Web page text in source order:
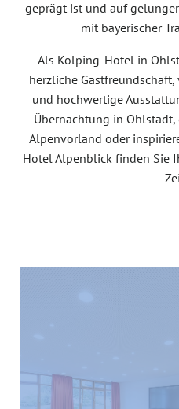
geprägt ist und auf
mit bayerischer
Als Kolping-Hotel in
herzliche
und hochwertige
Übernachtung in
Alpenvorland oder
Hotel Alpenblick finden Sie